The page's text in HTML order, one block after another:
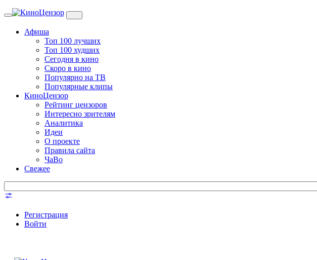
Toggle
Афиша
Топ 100 лучших
Топ 100 худших
Сегодня в кино
Скоро в кино
Популярно на ТВ
Популярные клипы
КиноЦензор
Рейтинг цензоров
Интересно зрителям
Аналитика
Идеи
О проекте
Правила сайта
ЧаВо
Свежее
Регистрация
Войти